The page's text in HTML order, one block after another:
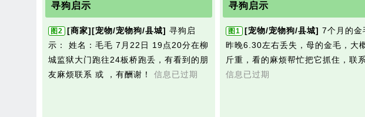
寻狗启示
图2 [商家][宠物/宠物狗/县城] 寻狗启
示： 姓名：毛毛 7月22日 19点20分在柳
城监狱大门跑往24板桥跑丢，有看到的朋
友麻烦联系 或 ，有酬谢！ 信息已过期
寻狗启示
图1 [宠物/宠物狗/县城] 7个月的金
昨晚6.30左右丢失，母的金毛，大
斤重，看的麻烦帮忙把它抓住，联
信息已过期